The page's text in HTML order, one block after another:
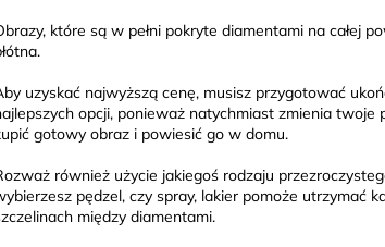
które są w pełni pokryte diamentami na całej
uzyskać najwyższą cenę, musisz przygotować
opcji, ponieważ natychmiast zmienia
gotowy obraz i powiesić go w domu.
również użycie jakiegoś rodzaju
pędzel, czy spray, lakier pomoże utrzymać
między diamentami.